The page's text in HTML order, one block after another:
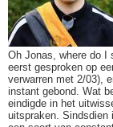
Oh Jonas, where do I
eerst gesproken op
verwarren met 2/03),
instant gebond. Wat
eindigde in het
uitspraken. Sindsdien